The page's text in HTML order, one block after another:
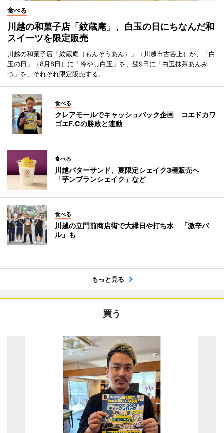
食べる
川越の和菓子店「紋蔵庵」、白玉の日にちなんだ和
スイーツを限定販売
川越の和菓子店「紋蔵庵（もんぞうあん）」（川越市古谷上）が、「白
玉の日」（8月8日）に「冷やし白玉」を、翌9日に「白玉抹茶あんみ
つ」を、それぞれ限定販売する。
食べる
クレアモールでキャッシュバック企画 コエドカワ
ゴエF.Cの勝敗と連動
食べる
川越バターサンド、夏限定シェイク3種販売へ
「芋ンブランシェイク」など
食べる
川越の立門前商店街で大縁日や打ち水 「激辛バ
ル」も
もっと見る
買う